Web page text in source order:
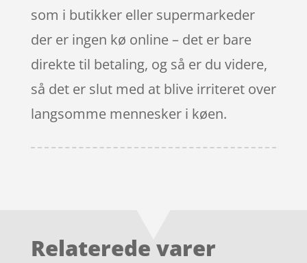
som i butikker eller supermarkeder
der er ingen kø online – det er bare
direkte til betaling, og så er du videre,
så det er slut med at blive irriteret over
langsomme mennesker i køen.
Relaterede varer